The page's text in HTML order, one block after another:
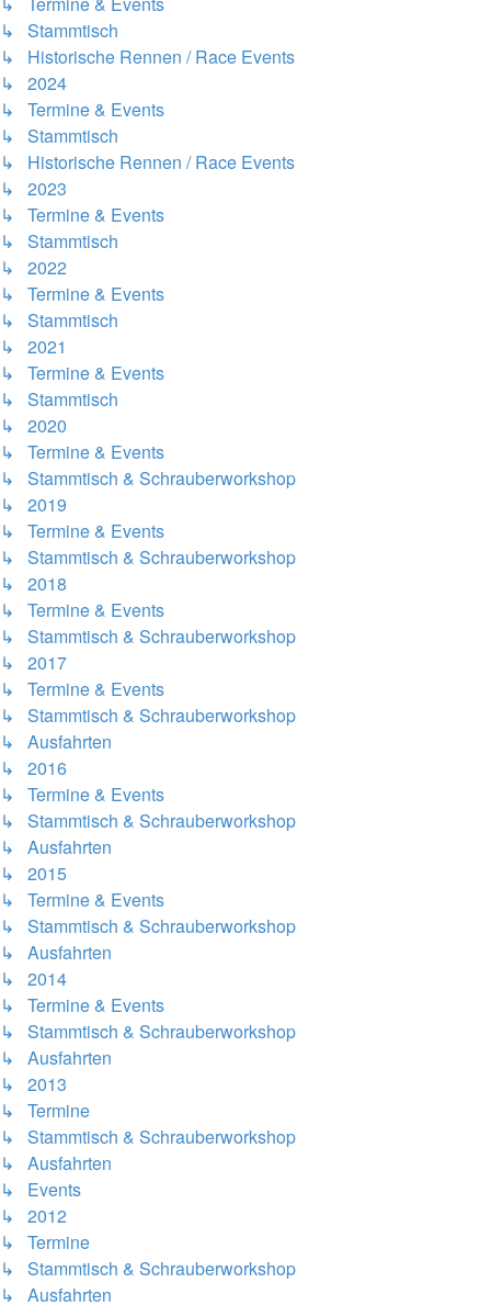
↳ Stammtisch
↳ Historische Rennen / Race Events
↳ 2024
↳ Termine & Events
↳ Stammtisch
↳ Historische Rennen / Race Events
↳ 2023
↳ Termine & Events
↳ Stammtisch
↳ 2022
↳ Termine & Events
↳ Stammtisch
↳ 2021
↳ Termine & Events
↳ Stammtisch
↳ 2020
↳ Termine & Events
↳ Stammtisch & Schrauberworkshop
↳ 2019
↳ Termine & Events
↳ Stammtisch & Schrauberworkshop
↳ 2018
↳ Termine & Events
↳ Stammtisch & Schrauberworkshop
↳ 2017
↳ Termine & Events
↳ Stammtisch & Schrauberworkshop
↳ Ausfahrten
↳ 2016
↳ Termine & Events
↳ Stammtisch & Schrauberworkshop
↳ Ausfahrten
↳ 2015
↳ Termine & Events
↳ Stammtisch & Schrauberworkshop
↳ Ausfahrten
↳ 2014
↳ Termine & Events
↳ Stammtisch & Schrauberworkshop
↳ Ausfahrten
↳ 2013
↳ Termine
↳ Stammtisch & Schrauberworkshop
↳ Ausfahrten
↳ Events
↳ 2012
↳ Termine
↳ Stammtisch & Schrauberworkshop
↳ Ausfahrten